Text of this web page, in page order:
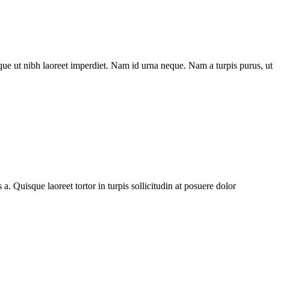
ut nibh laoreet imperdiet. Nam id urna neque. Nam a turpis purus, ut
Quisque laoreet tortor in turpis sollicitudin at posuere dolor